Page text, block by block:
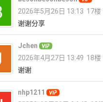
2026年5月26日 13:13 17楼
谢谢分享
Jchen
2026年4月27日 13:49 18楼
谢谢
nhp1211